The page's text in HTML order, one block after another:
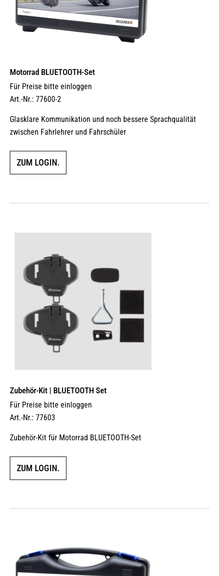
Motorrad BLUETOOTH-Set
Für Preise bitte einloggen
Art.-Nr.: 77600-2
Glasklare Kommunikation und noch bessere Sprachqualität
zwischen Fahrlehrer und Fahrschüler
ZUM LOGIN.
Zubehör-Kit | BLUETOOTH Set
Für Preise bitte einloggen
Art.-Nr.: 77603
Zubehör-Kit für Motorrad BLUETOOTH-Set
ZUM LOGIN.